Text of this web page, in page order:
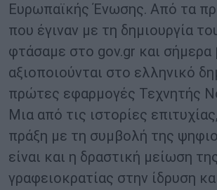
Ευρωπαϊκής Ένωσης. Από τα
που έγιναν με τη δημιουργία
φτάσαμε στο gov.gr και
αξιοποιούνται στο ελληνικό
πρώτες εφαρμογές Τεχνητής
Μια από τις ιστορίες
πράξη με τη συμβολή της
είναι και η δραστική μείωση
γραφειοκρατίας στην ίδρυση